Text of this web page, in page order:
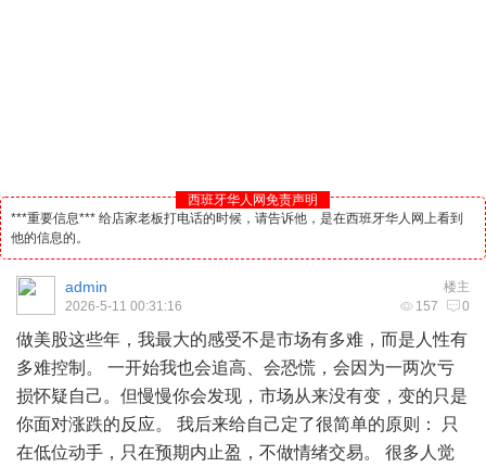
西班牙华人网免责声明
***重要信息*** 给店家老板打电话的时候，请告诉他，是在西班牙华人网上看到
他的信息的。
楼主
admin
157 0
2026-5-11 00:31:16
做美股这些年，我最大的感受不是市场有多难，而是人性有
多难控制。 一开始我也会追高、会恐慌，会因为一两次亏
损怀疑自己。但慢慢你会发现，市场从来没有变，变的只是
你面对涨跌的反应。 我后来给自己定了很简单的原则： 只
在低位动手，只在预期内止盈，不做情绪交易。 很多人觉